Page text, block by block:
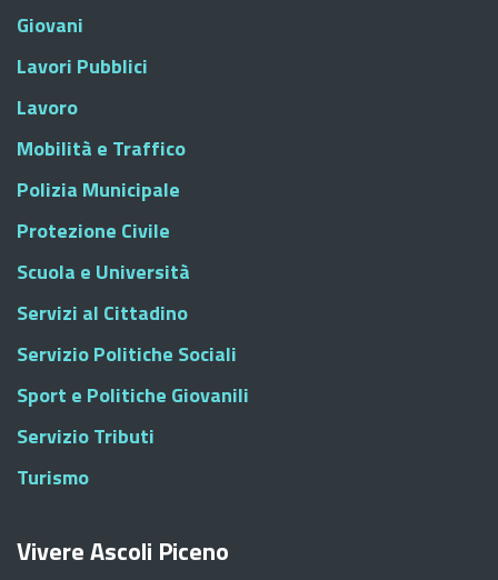
Giovani
Lavori Pubblici
Lavoro
Mobilità e Traffico
Polizia Municipale
Protezione Civile
Scuola e Università
Servizi al Cittadino
Servizio Politiche Sociali
Sport e Politiche Giovanili
Servizio Tributi
Turismo
Vivere Ascoli Piceno